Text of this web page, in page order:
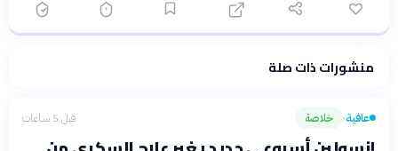
فلسفتنا المعرفية· سياسة الذكاء الاصطناعيمنشورات ذات صلة
عافية› خلاصة قبل 5 ساعات